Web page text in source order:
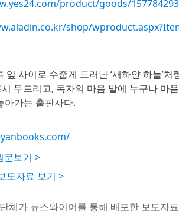
product/goods/157784293
shop/
잎 사이로 수줍게 드러난 ‘새하얀 하늘’
시 두드리고, 독자의 마음 밭에 누구나
아가는 출판사다.
문보기 >
도자료 보기 >
단체가 뉴스와이어를 통해 배포한 보도자